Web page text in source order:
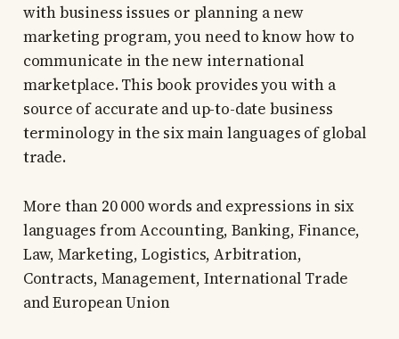
with business issues or planning a new
marketing program, you need to know how to
communicate in the new international
marketplace. This book provides you with a
source of accurate and up-to-date business
terminology in the six main languages of global
trade.
More than 20 000 words and expressions in six
languages from Accounting, Banking, Finance,
Law, Marketing, Logistics, Arbitration,
Contracts, Management, International Trade
and European Union